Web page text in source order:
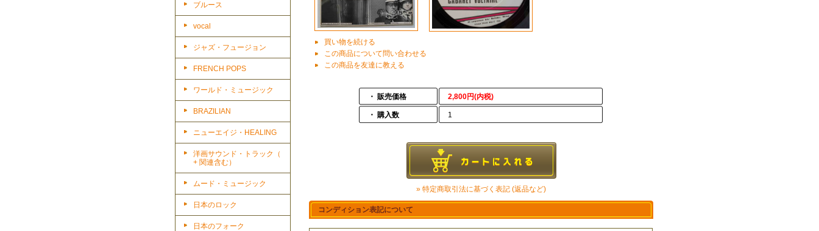
ブルース
vocal
ジャズ・フュージョン
FRENCH POPS
ワールド・ミュージック
BRAZILIAN
ニューエイジ・HEALING
洋画サウンド・トラック（
+ 関連含む）
ムード・ミュージック
日本のロック
日本のフォーク
買い物を続ける
この商品について問い合わせる
この商品を友達に教える
・ 販売価格 2,800円(内税)
・ 購入数 1
» 特定商取引法に基づく表記 (返品など)
コンディション表記について